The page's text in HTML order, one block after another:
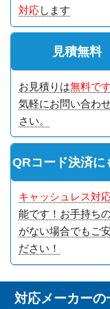
対応します
見積無料
お見積りは無料です
気軽にお問い合わ
さい。
QRコード決済に
キャッシュレス対
能です！お手持ち
がない場合でもご
ださい！
対応メーカーの